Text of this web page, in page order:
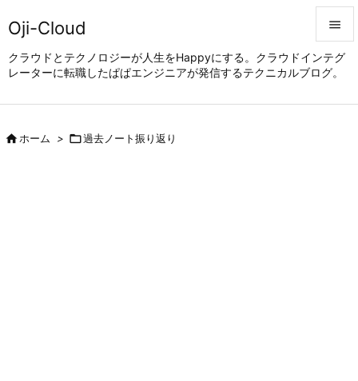
Oji-Cloud
クラウドとテクノロジーが人生をHappyにする。クラウドインテグ
レーターに転職したぱぱエンジニアが発信するテクニカルブログ。


メニュ
ホーム > 過去ノート振り返り